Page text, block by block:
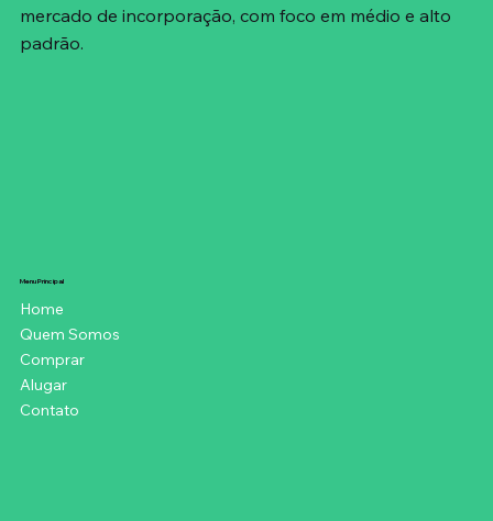
mercado de incorporação, com foco em médio e alto
padrão.
Menu Principal
Home
Quem Somos
Comprar
Alugar
Contato